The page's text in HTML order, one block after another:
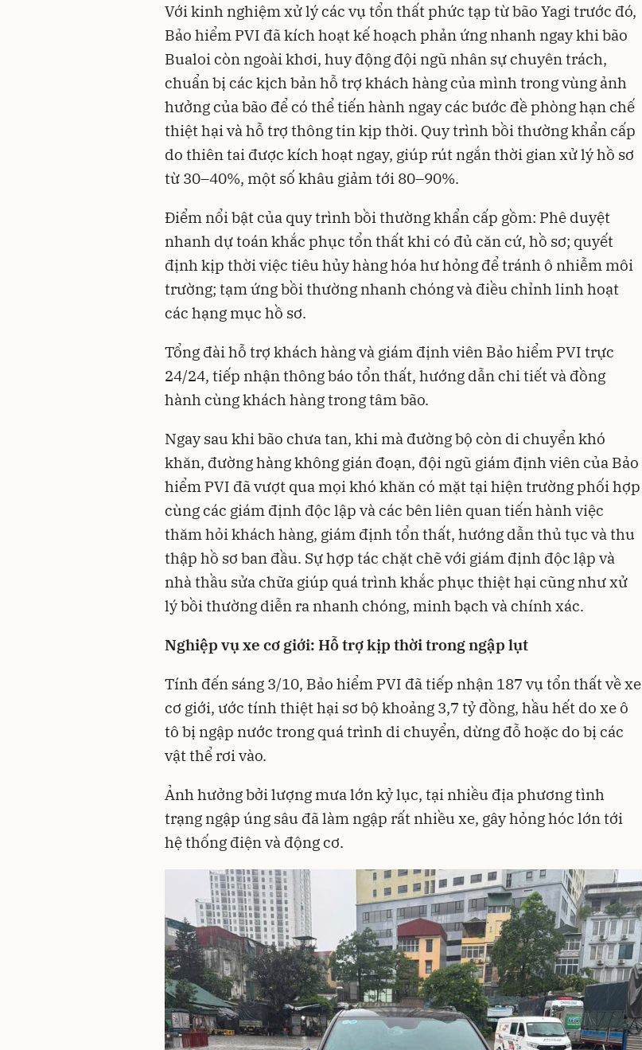
Với kinh nghiệm xử lý các vụ tổn thất phức tạp từ bão Yagi trước đó,
Bảo hiểm PVI đã kích hoạt kế hoạch phản ứng nhanh ngay khi bão
Bualoi còn ngoài khơi, huy động đội ngũ nhân sự chuyên trách,
chuẩn bị các kịch bản hỗ trợ khách hàng của mình trong vùng ảnh
hưởng của bão để có thể tiến hành ngay các bước đề phòng hạn chế
thiệt hại và hỗ trợ thông tin kịp thời. Quy trình bồi thường khẩn cấp
do thiên tai được kích hoạt ngay, giúp rút ngắn thời gian xử lý hồ sơ
từ 30–40%, một số khâu giảm tới 80–90%.
Điểm nổi bật của quy trình bồi thường khẩn cấp gồm: Phê duyệt
nhanh dự toán khắc phục tổn thất khi có đủ căn cứ, hồ sơ; quyết
định kịp thời việc tiêu hủy hàng hóa hư hỏng để tránh ô nhiễm môi
trường; tạm ứng bồi thường nhanh chóng và điều chỉnh linh hoạt
các hạng mục hồ sơ.
Tổng đài hỗ trợ khách hàng và giám định viên Bảo hiểm PVI trực
24/24, tiếp nhận thông báo tổn thất, hướng dẫn chi tiết và đồng
hành cùng khách hàng trong tâm bão.
Ngay sau khi bão chưa tan, khi mà đường bộ còn di chuyển khó
khăn, đường hàng không gián đoạn, đội ngũ giám định viên của Bảo
hiểm PVI đã vượt qua mọi khó khăn có mặt tại hiện trường phối hợp
cùng các giám định độc lập và các bên liên quan tiến hành việc
thăm hỏi khách hàng, giám định tổn thất, hướng dẫn thủ tục và thu
thập hồ sơ ban đầu. Sự hợp tác chặt chẽ với giám định độc lập và
nhà thầu sửa chữa giúp quá trình khắc phục thiệt hại cũng như xử
lý bồi thường diễn ra nhanh chóng, minh bạch và chính xác.
Nghiệp vụ xe cơ giới: Hỗ trợ kịp thời trong ngập lụt
Tính đến sáng 3/10, Bảo hiểm PVI đã tiếp nhận 187 vụ tổn thất về xe
cơ giới, ước tính thiệt hại sơ bộ khoảng 3,7 tỷ đồng, hầu hết do xe ô
tô bị ngập nước trong quá trình di chuyển, dừng đỗ hoặc do bị các
vật thể rơi vào.
Ảnh hưởng bởi lượng mưa lớn kỷ lục, tại nhiều địa phương tình
trạng ngập úng sâu đã làm ngập rất nhiều xe, gây hỏng hóc lớn tới
hệ thống điện và động cơ.